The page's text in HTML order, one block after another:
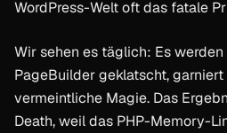
WordPress-Welt oft das fatale
Wir sehen es täglich: Es
PageBuilder geklatscht,
vermeintliche Magie. Das
Death, weil das PHP-Memory-